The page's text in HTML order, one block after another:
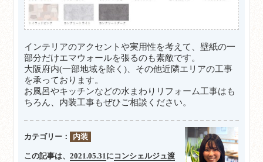
インテリアのアクセントや実用性を考えて、壁紙の一
部分だけエマウォールを張るのも素敵です。
大阪府内(一部地域を除く)、その他近隣エリアの工事
を承っております。
お風呂やキッチンなどの水まわりリフォーム工事はも
ちろん、内装工事もぜひご相談ください。
カテゴリー： 内装
この記事は、2021.05.31 に コンシェルジュ渡